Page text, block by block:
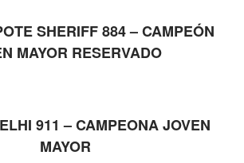
SHERIFF 884 – CAMPEÓN
MAYOR RESERVADO
911 – CAMPEONA JOVEN
MAYOR